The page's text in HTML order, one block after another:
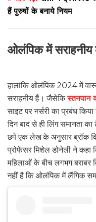
हैं पुरुषों के बनाये नियम
ओलंपिक में
हालांकि ओलंपिक 2024 में
सराहनीय हैं। जैसेकिस्तनपान
साइट पर नर्सरी का प्रबंध
दिन बाद से ही लिंग समानता
छपे एक लेख के अनुसार ब्रॉक
प्रोफेसर मिशेल डोनेली ने कहा
महिलाओं के बीच लगभग बराबर
नहीं है कि ओलंपिक में लैंगिक